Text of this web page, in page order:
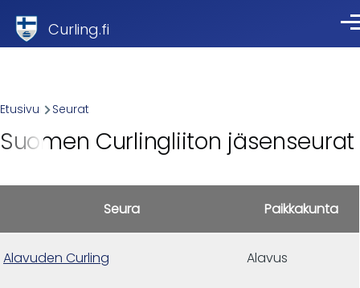
Curling.fi
Breadcrumb
Etusivu Seurat
Suomen Curlingliiton jäsenseurat
Seura Paikkakunta
Alavuden Curling Alavus